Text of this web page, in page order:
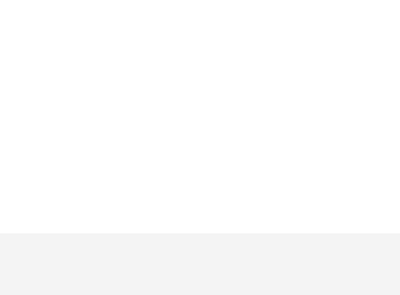
Nenhum registro